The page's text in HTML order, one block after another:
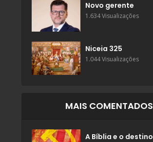
Novo gerente
1.634 Visualizações
Niceia 325
1.044 Visualizações
MAIS COMENTADOS
A Bíblia e o destino